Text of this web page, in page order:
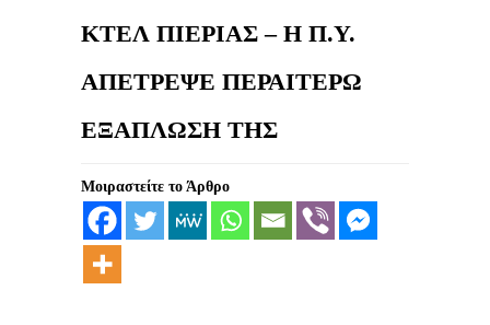
ΚΤΕΛ ΠΙΕΡΙΑΣ – Η Π.Υ.
ΑΠΕΤΡΕΨΕ ΠΕΡΑΙΤΕΡΩ
ΕΞΑΠΛΩΣΗ ΤΗΣ
Μοιραστείτε το Άρθρο